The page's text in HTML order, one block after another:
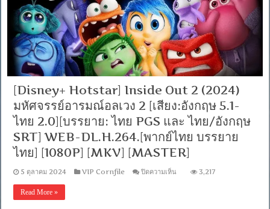
[Disney+ Hotstar] Inside Out 2 (2024)
มหัศจรรย์อารมณ์อลเวง 2 [เสียง:อังกฤษ 5.1-
ไทย 2.0][บรรยาย: ไทย PGS และ ไทย/อังกฤษ
SRT] WEB-DL.H.264.[พากย์ไทย บรรยาย
ไทย] [1080P] [MKV] [MASTER]
5 ตุลาคม 2024 VIP Cornfile ปิดความเห็น 3,217
Read More »